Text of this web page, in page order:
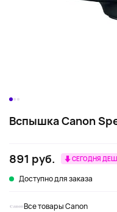
Вспышка Canon
891 руб. СЕГОДНЯ
Доступно для заказа
Все товары Canon